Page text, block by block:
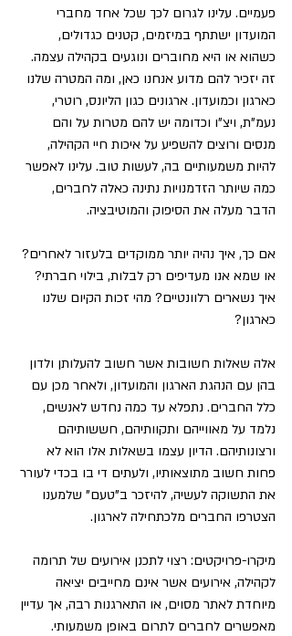
פעמיים. עלינו לגרום לכך שכל אחד מחברי
המועדון ישתתף במיזמים, קטנים כגדולים,
כשהוא או היא מחוברים ונוגעים בקהילה עצמה.
זה יזכיר להם מדוע אנחנו כאן, ומה המטרה שלנו
כארגון וכמועדון. ארגונים כגון הליונס, רוטרי,
נעמ"ת, ויצ"ו וכדומה יש להם מטרות על והם
מנסים ורוצים להשפיע על איכות חיי הקהילה,
להיות משמעותיים בה, לעשות טוב. עלינו לאפשר
כמה שיותר הזדמנויות נתינה כאלה לחברים,
הדבר מעלה את הסיפוק והמוטיבציה.
אם כך, איך נהיה יותר ממוקדים בלעזור לאחרים?
או שמא אנו מעדיפים רק לבלות, בילוי חברתי?
איך נשארים רלוונטיים? מהי זכות הקיום שלנו
כארגון?
אלה שאלות חשובות אשר חשוב להעלותן ולדון
בהן עם הנהגת הארגון והמועדון, ולאחר מכן עם
כלל החברים. נתפלא עד כמה נחדש לאנשים,
נלמד על מאווייהם ותקוותיהם, חששותיהם
ורצונותיהם. הדיון עצמו בשאלות אלו הוא לא
פחות חשוב מתוצאותיו, ולעתים די בו בכדי לעורר
את התשוקה לעשיה, להיזכר ב"טעם" שלמענו
הצטרפו החברים מלכתחילה לארגון.
מיקרו-פרויקטים: רצוי לתכנן אירועים של תרומה
לקהילה, אירועים אשר אינם מחייבים יציאה
מיוחדת לאתר מסוים, או התארגנות רבה, אך עדיין
מאפשרים לחברים לתרום באופן משמעותי.